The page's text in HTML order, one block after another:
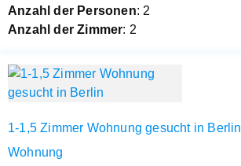
Anzahl der Personen: 2
Anzahl der Zimmer: 2
1-1,5 Zimmer Wohnung gesucht in Berlin
Wohnung